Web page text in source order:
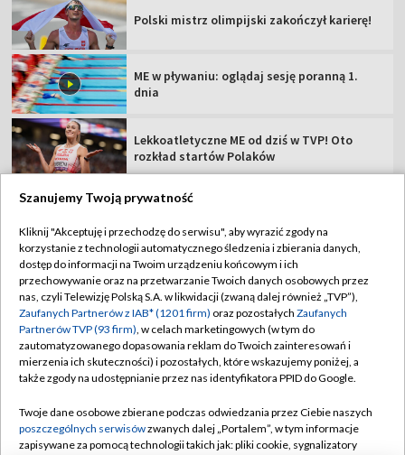
Polski mistrz olimpijski zakończył karierę!
ME w pływaniu: oglądaj sesję poranną 1.
dnia
Lekkoatletyczne ME od dziś w TVP! Oto
rozkład startów Polaków
TVP
Abonament TVP
Sklep TVP
Biuro Reklamy
Oferta Handlowa
Emisja w TVP
Regulamin TVP
Polityka prywatności
Moje zgody
Biuro reklamy
Szanujemy Twoją prywatność
Kliknij "Akceptuję i przechodzę do serwisu", aby wyrazić zgody na
korzystanie z technologii automatycznego śledzenia i zbierania danych,
dostęp do informacji na Twoim urządzeniu końcowym i ich
przechowywanie oraz na przetwarzanie Twoich danych osobowych przez
nas, czyli Telewizję Polską S.A. w likwidacji (zwaną dalej również „TVP”),
Zaufanych Partnerów z IAB* (1201 firm) oraz pozostałych Zaufanych
Partnerów TVP (93 firm), w celach marketingowych (w tym do
zautomatyzowanego dopasowania reklam do Twoich zainteresowań i
mierzenia ich skuteczności) i pozostałych, które wskazujemy poniżej, a
także zgody na udostępnianie przez nas identyfikatora PPID do Google.
Twoje dane osobowe zbierane podczas odwiedzania przez Ciebie naszych
poszczególnych serwisówzwanych dalej „Portalem”, w tym informacje
zapisywane za pomocą technologii takich jak: pliki cookie, sygnalizatory